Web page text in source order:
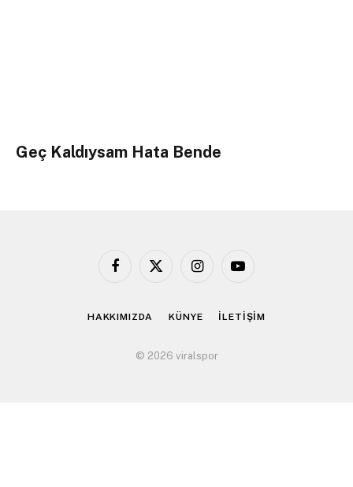
Geç Kaldıysam Hata Bende
Facebook
X
InstagramYouTube
HAKKIMIZDA KÜNYE İLETİŞİM
© 2026 viralspor